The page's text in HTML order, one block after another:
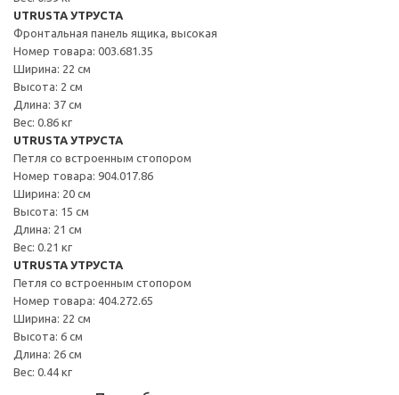
UTRUSTA УТРУСТА
Фронтальная панель ящика, высокая
Номер товара: 003.681.35
Ширина: 22 см
Высота: 2 см
Длина: 37 см
Вес: 0.86 кг
UTRUSTA УТРУСТА
Петля со встроенным стопором
Номер товара: 904.017.86
Ширина: 20 см
Высота: 15 см
Длина: 21 см
Вес: 0.21 кг
UTRUSTA УТРУСТА
Петля со встроенным стопором
Номер товара: 404.272.65
Ширина: 22 см
Высота: 6 см
Длина: 26 см
Вес: 0.44 кг